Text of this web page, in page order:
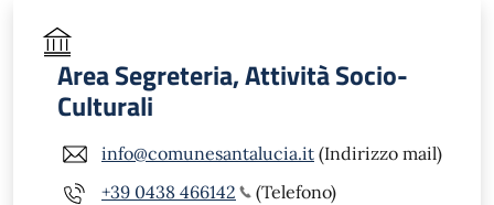
Area Segreteria, Attività Socio-
Culturali
info@comunesantalucia.it (Indirizzo mail)
+39 0438 466142
(Telefono)